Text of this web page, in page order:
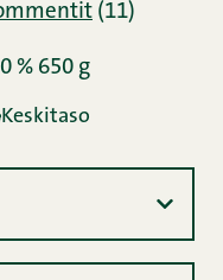
(11)
% 650 g
Keskitaso